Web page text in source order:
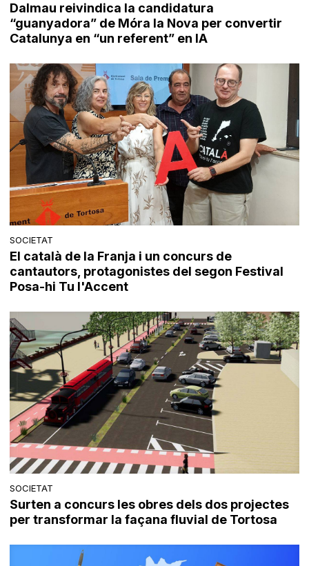
Dalmau reivindica la candidatura
“guanyadora” de Móra la Nova per convertir
Catalunya en “un referent” en IA
SOCIETAT
El català de la Franja i un concurs de
cantautors, protagonistes del segon Festival
Posa-hi Tu l'Accent
SOCIETAT
Surten a concurs les obres dels dos projectes
per transformar la façana fluvial de Tortosa